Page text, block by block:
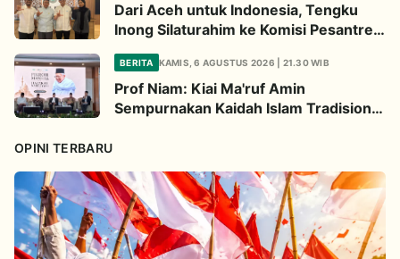
Dari Aceh untuk Indonesia, Tengku
Inong Silaturahim ke Komisi Pesantren
MUI Perkuat Dakwah Ekologi
BERITA KAMIS, 6 AGUSTUS 2026 | 21.30 WIB
Prof Niam: Kiai Ma'ruf Amin
Sempurnakan Kaidah Islam Tradisional
OPINI TERBARU